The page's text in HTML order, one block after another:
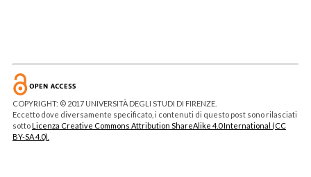
COPYRIGHT: © 2017 UNIVERSITÀ DEGLI STUDI DI FIRENZE.
Eccetto dove diversamente specificato, i contenuti di questo post sono rilasciati
sottoLicenza Creative Commons Attribution ShareAlike 4.0 International (CC
BY-SA 4.0).